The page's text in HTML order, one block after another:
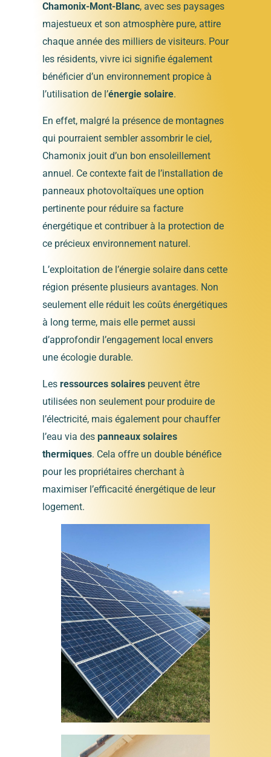
Chamonix-Mont-Blanc, avec ses paysages
majestueux et son atmosphère pure, attire
chaque année des milliers de visiteurs. Pour
les résidents, vivre ici signifie également
bénéficier d’un environnement propice à
l’utilisation de l’énergie solaire.
En effet, malgré la présence de montagnes
qui pourraient sembler assombrir le ciel,
Chamonix jouit d’un bon ensoleillement
annuel. Ce contexte fait de l’installation de
panneaux photovoltaïques une option
pertinente pour réduire sa facture
énergétique et contribuer à la protection de
ce précieux environnement naturel.
L’exploitation de l’énergie solaire dans cette
région présente plusieurs avantages. Non
seulement elle réduit les coûts énergétiques
à long terme, mais elle permet aussi
d’approfondir l’engagement local envers
une écologie durable.
Les ressources solaires peuvent être
utilisées non seulement pour produire de
l’électricité, mais également pour chauffer
l’eau via des panneaux solaires
thermiques. Cela offre un double bénéfice
pour les propriétaires cherchant à
maximiser l’efficacité énergétique de leur
logement.